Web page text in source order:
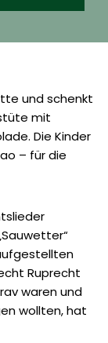
und schenkt
mit
Die Kinder
– für die
Ruprecht
waren und
wollten, hat